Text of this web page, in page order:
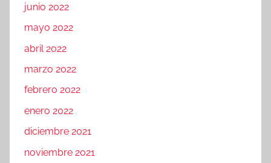
junio 2022
mayo 2022
abril 2022
marzo 2022
febrero 2022
enero 2022
diciembre 2021
noviembre 2021